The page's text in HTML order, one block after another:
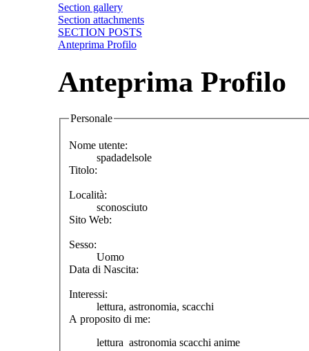
Section gallery
Section attachments
SECTION POSTS
Anteprima Profilo
Anteprima Profilo
Personale
Nome utente:
spadadelsole
Titolo:
Località:
sconosciuto
Sito Web:
Sesso:
Uomo
Data di Nascita:
Interessi:
lettura, astronomia, scacchi
A proposito di me:
lettura astronomia scacchi anime